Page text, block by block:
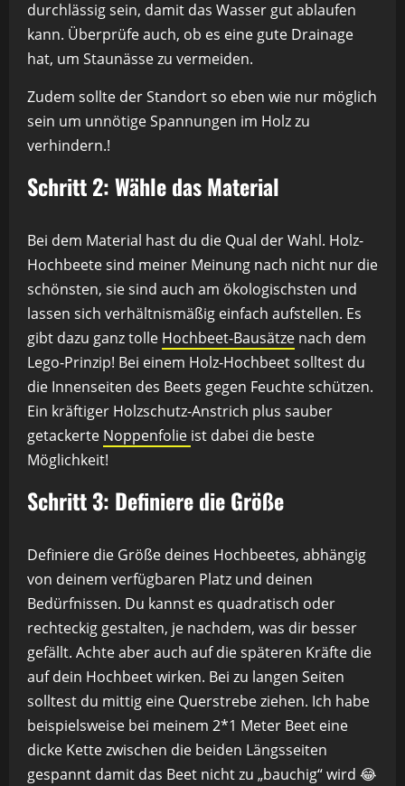
durchlässig sein, damit das Wasser gut ablaufen
kann. Überprüfe auch, ob es eine gute Drainage
hat, um Staunässe zu vermeiden.
Zudem sollte der Standort so eben wie nur möglich
sein um unnötige Spannungen im Holz zu
verhindern.!
Schritt 2: Wähle das Material
Bei dem Material hast du die Qual der Wahl. Holz-
Hochbeete sind meiner Meinung nach nicht nur die
schönsten, sie sind auch am ökologischsten und
lassen sich verhältnismäßig einfach aufstellen. Es
gibt dazu ganz tolle Hochbeet-Bausätze nach dem
Lego-Prinzip! Bei einem Holz-Hochbeet solltest du
die Innenseiten des Beets gegen Feuchte schützen.
Ein kräftiger Holzschutz-Anstrich plus sauber
getackerte Noppenfolie ist dabei die beste
Möglichkeit!
Schritt 3: Definiere die Größe
Definiere die Größe deines Hochbeetes, abhängig
von deinem verfügbaren Platz und deinen
Bedürfnissen. Du kannst es quadratisch oder
rechteckig gestalten, je nachdem, was dir besser
gefällt. Achte aber auch auf die späteren Kräfte die
auf dein Hochbeet wirken. Bei zu langen Seiten
solltest du mittig eine Querstrebe ziehen. Ich habe
beispielsweise bei meinem 2*1 Meter Beet eine
dicke Kette zwischen die beiden Längsseiten
gespannt damit das Beet nicht zu „bauchig“ wird 😂